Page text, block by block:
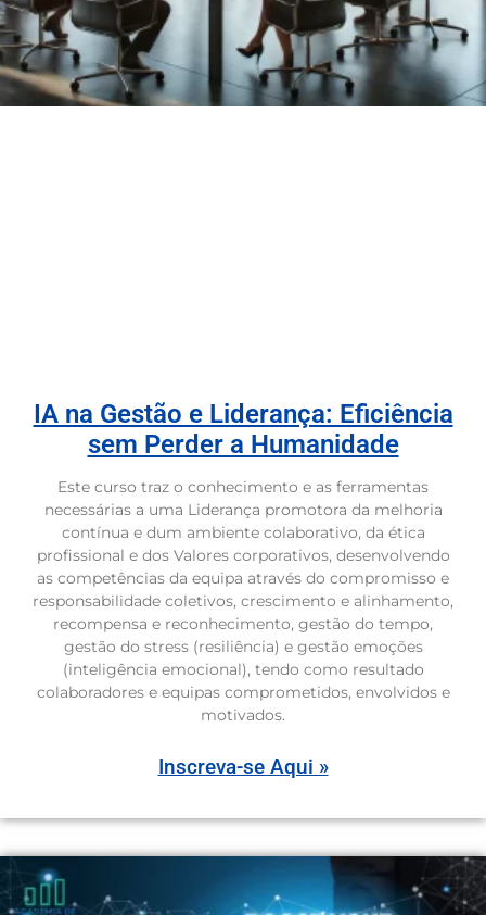
IA na Gestão e Liderança: Eficiência
sem Perder a Humanidade
Este curso traz o conhecimento e as ferramentas
necessárias a uma Liderança promotora da melhoria
contínua e dum ambiente colaborativo, da ética
profissional e dos Valores corporativos, desenvolvendo
as competências da equipa através do compromisso e
responsabilidade coletivos, crescimento e alinhamento,
recompensa e reconhecimento, gestão do tempo,
gestão do stress (resiliência) e gestão emoções
(inteligência emocional), tendo como resultado
colaboradores e equipas comprometidos, envolvidos e
motivados.
Inscreva-se Aqui »